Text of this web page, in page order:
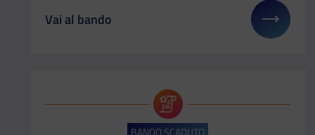
Il link ti porterà ad avere maggiori dettagli su:
Vai al bando
BANDO SCADUTO